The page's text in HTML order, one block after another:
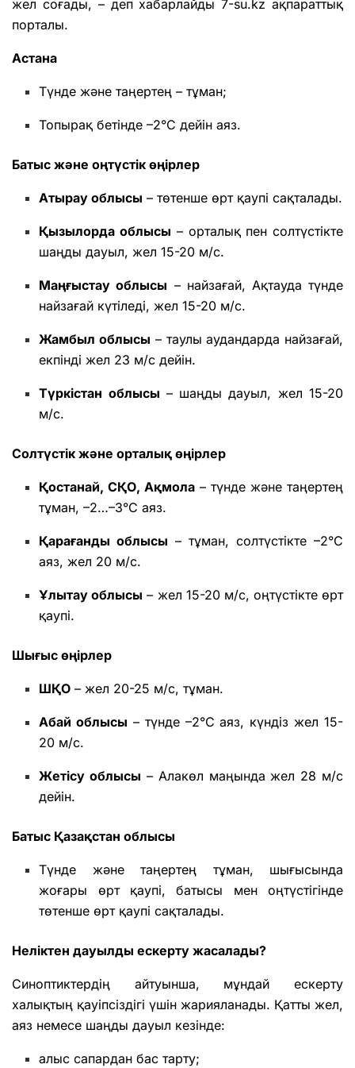
жел соғады, – деп хабарлайды 7-su.kz ақпараттық
порталы.
Астана
Түнде және таңертең – тұман;
Топырақ бетінде –2°С дейін аяз.
Батыс және оңтүстік өңірлер
Атырау облысы – төтенше өрт қаупі сақталады.
Қызылорда облысы – орталық пен солтүстікте
шаңды дауыл, жел 15-20 м/с.
Маңғыстау облысы – найзағай, Ақтауда түнде
найзағай күтіледі, жел 15-20 м/с.
Жамбыл облысы – таулы аудандарда найзағай,
екпінді жел 23 м/с дейін.
Түркістан облысы – шаңды дауыл, жел 15-20
м/с.
Солтүстік және орталық өңірлер
Қостанай, СҚО, Ақмола – түнде және таңертең
тұман, –2…–3°С аяз.
Қарағанды облысы – тұман, солтүстікте –2°С
аяз, жел 20 м/с.
Ұлытау облысы – жел 15-20 м/с, оңтүстікте өрт
қаупі.
Шығыс өңірлер
ШҚО – жел 20-25 м/с, тұман.
Абай облысы – түнде –2°С аяз, күндіз жел 15-
20 м/с.
Жетісу облысы – Алакөл маңында жел 28 м/с
дейін.
Батыс Қазақстан облысы
Түнде және таңертең тұман, шығысында
жоғары өрт қаупі, батысы мен оңтүстігінде
төтенше өрт қаупі сақталады.
Неліктен дауылды ескерту жасалады?
Синоптиктердің айтуынша, мұндай ескерту
халықтың қауіпсіздігі үшін жарияланады. Қатты жел,
аяз немесе шаңды дауыл кезінде:
алыс сапардан бас тарту;